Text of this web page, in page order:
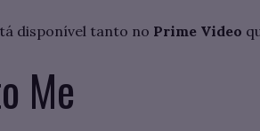
disponível tanto no Prime Video
Me